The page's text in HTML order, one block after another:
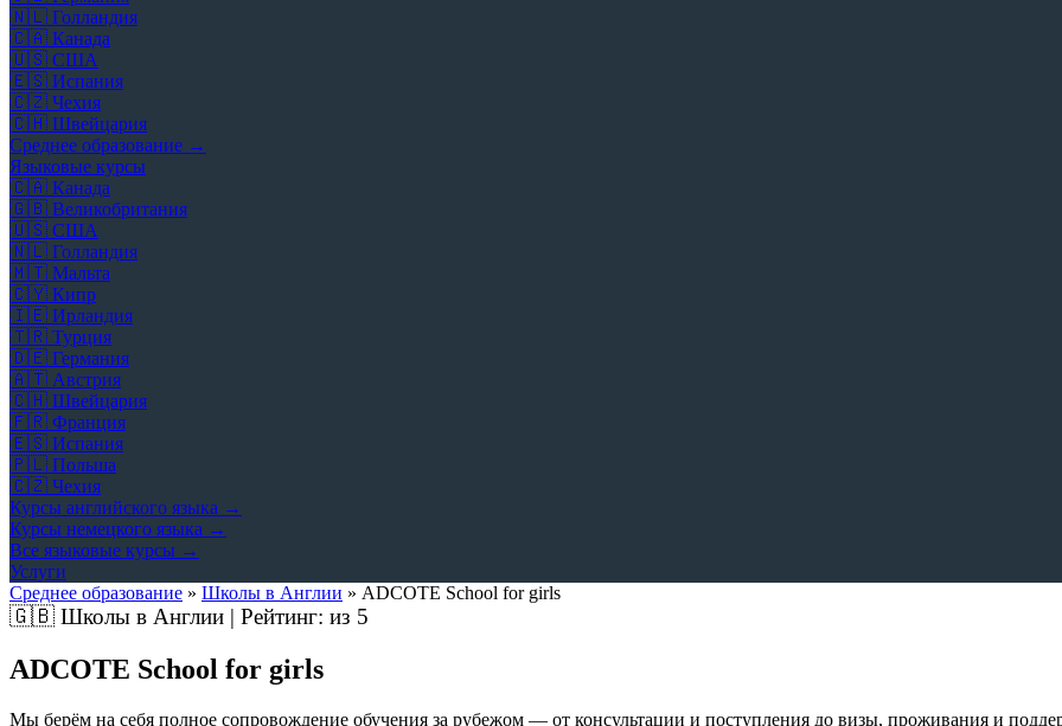
🇳🇱 Голландия
🇨🇦 Канада
🇺🇸 США
🇪🇸 Испания
🇨🇿 Чехия
🇨🇭 Швейцария
Среднее образование →
Языковые курсы
🇨🇦 Канада
🇬🇧 Великобритания
🇺🇸 США
🇳🇱 Голландия
🇲🇹 Мальта
🇨🇾 Кипр
🇮🇪 Ирландия
🇹🇷 Турция
🇩🇪 Германия
🇦🇹 Австрия
🇨🇭 Швейцария
🇫🇷 Франция
🇪🇸 Испания
🇵🇱 Польша
🇨🇿 Чехия
Курсы английского языка →
Курсы немецкого языка →
Все языковые курсы →
Услуги
Среднее образование » Школы в Англии » ADCOTE School for girls
🇬🇧Школы в Англии | Рейтинг: из 5
ADCOTE School for girls
Мы берём на себя полное сопровождение обучения за рубежом — от консультации и поступления до визы, проживания и